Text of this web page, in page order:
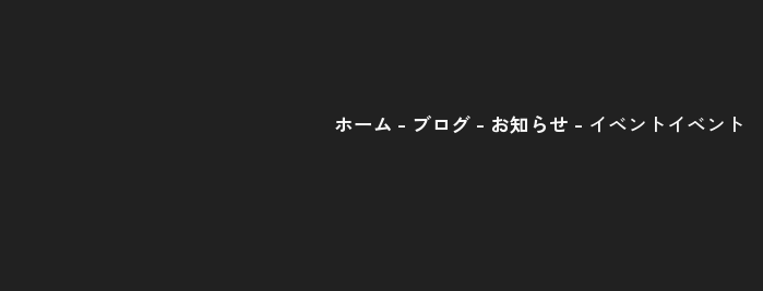
ホーム ブログ お知らせ イベントイベント